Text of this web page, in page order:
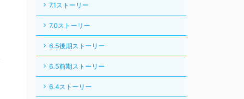
7.1ストーリー
7.0ストーリー
6.5後期ストーリー
6.5前期ストーリー
6.4ストーリー